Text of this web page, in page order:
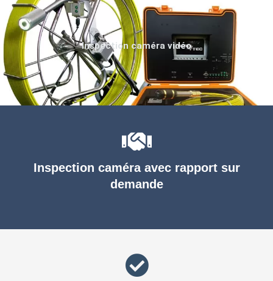
Inspection caméra avec rapport sur
demande
Inspection caméra vidéo